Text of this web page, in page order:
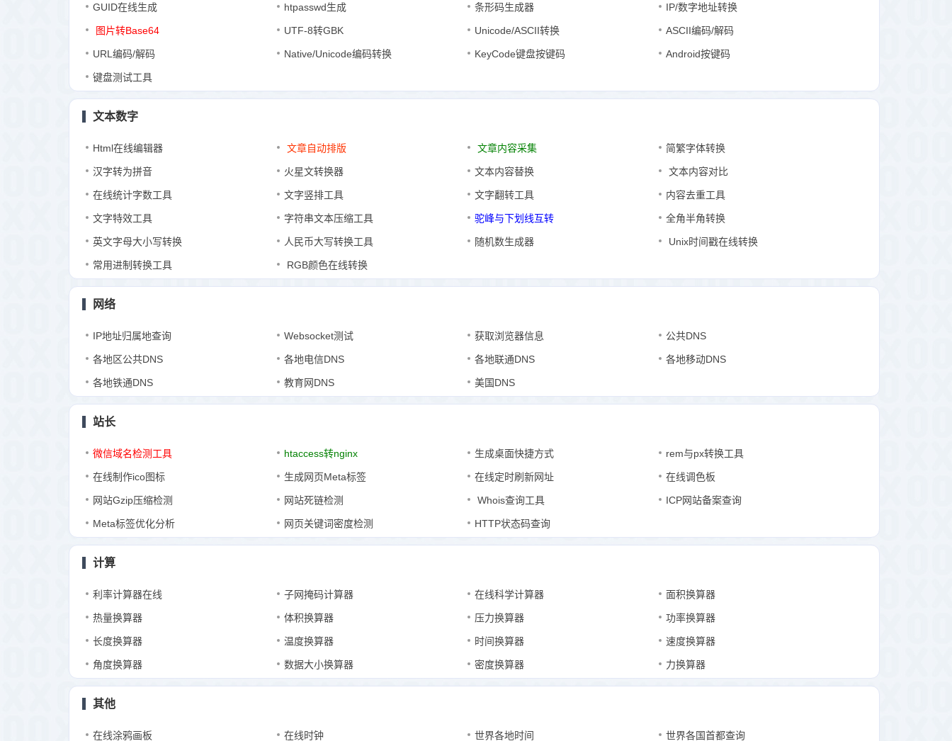
GUID在线生成 htpasswd生成 条形码生成器 IP/数字地址转换
图片转Base64 UTF-8转GBK Unicode/ASCII转换 ASCII编码/解码
URL编码/解码 Native/Unicode编码转换 KeyCode键盘按键码 Android按键码
键盘测试工具
文本数字
Html在线编辑器 文章自动排版 文章内容采集 简繁字体转换
汉字转为拼音 火星文转换器 文本内容替换 文本内容对比
在线统计字数工具 文字竖排工具 文字翻转工具 内容去重工具
文字特效工具 字符串文本压缩工具 驼峰与下划线互转 全角半角转换
英文字母大小写转换 人民币大写转换工具 随机数生成器 Unix时间戳在线转换
常用进制转换工具 RGB颜色在线转换
网络
IP地址归属地查询 Websocket测试 获取浏览器信息 公共DNS
各地区公共DNS 各地电信DNS 各地联通DNS 各地移动DNS
各地铁通DNS 教育网DNS 美国DNS
站长
微信域名检测工具 htaccess转nginx 生成桌面快捷方式 rem与px转换工具
在线制作ico图标 生成网页Meta标签 在线定时刷新网址 在线调色板
网站Gzip压缩检测 网站死链检测 Whois查询工具 ICP网站备案查询
Meta标签优化分析 网页关键词密度检测 HTTP状态码查询
计算
利率计算器在线 子网掩码计算器 在线科学计算器 面积换算器
热量换算器 体积换算器 压力换算器 功率换算器
长度换算器 温度换算器 时间换算器 速度换算器
角度换算器 数据大小换算器 密度换算器 力换算器
其他
在线涂鸦画板 在线时钟 世界各地时间 世界各国首都查询